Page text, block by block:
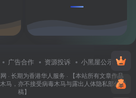
广告合作 资源投诉 小黑屋公示
· 长期为香港华人服务 · 【本站所有文章作品
马，亦不接受病毒木马与露出人体隐私部位投
稿】